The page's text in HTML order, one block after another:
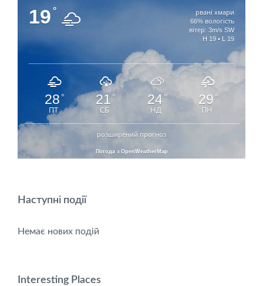
19 °
рвані хмари
66% вологість
вітер: 3m/s SW
H 19 • L 19
28 °
ПТ
21°
СБ
24 °
НД
29 °
ПН
розширений прогноз
Погода з OpenWeatherMap
Наступні події
Немає нових подій
Interesting Places